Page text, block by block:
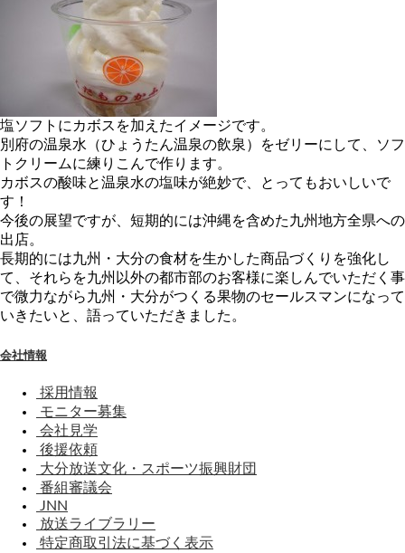
塩ソフトにカボスを加えたイメージです。
別府の温泉水（ひょうたん温泉の飲泉）をゼリーにして、ソフ
トクリームに練りこんで作ります。
カボスの酸味と温泉水の塩味が絶妙で、とってもおいしいで
す！
今後の展望ですが、短期的には沖縄を含めた九州地方全県への
出店。
長期的には九州・大分の食材を生かした商品づくりを強化し
て、それらを九州以外の都市部のお客様に楽しんでいただく事
で微力ながら九州・大分がつくる果物のセールスマンになって
いきたいと、語っていただきました。
会社情報
採用情報
モニター募集
会社見学
後援依頼
大分放送文化・スポーツ振興財団
番組審議会
JNN
放送ライブラリー
特定商取引法に基づく表示